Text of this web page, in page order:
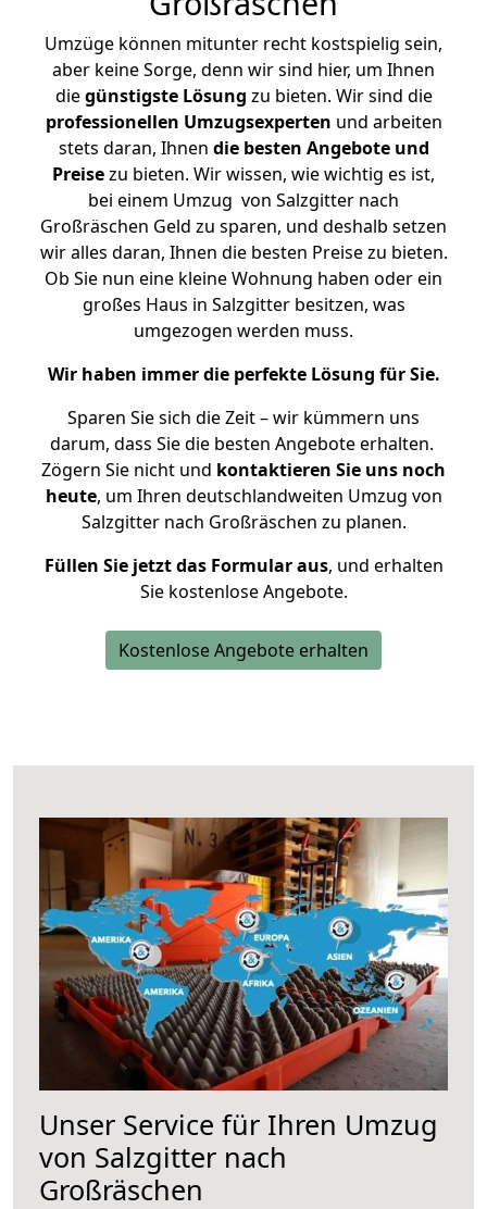
Umzüge können mitunter recht kostspielig sein,
aber keine Sorge, denn wir sind hier, um Ihnen
diegünstigste Lösung zu bieten. Wir sind die
professionellen Umzugsexperten und arbeiten
stets daran, Ihnen die besten Angebote und
Preisezu bieten. Wir wissen, wie wichtig es ist,
bei einem Umzug von Salzgitter nach
Großräschen Geld zu sparen, und deshalb setzen
wir alles daran, Ihnen die besten Preise zu bieten.
Ob Sie nun eine kleine Wohnung haben oder ein
großes Haus in Salzgitter besitzen, was
umgezogen werden muss.
Wir haben immer die perfekte Lösung für Sie.
Sparen Sie sich die Zeit – wir kümmern uns
darum, dass Sie die besten Angebote erhalten.
Zögern Sie nicht und kontaktieren Sie uns noch
heute, um Ihren deutschlandweiten Umzug von
Salzgitter nach Großräschen zu planen.
Füllen Sie jetzt das Formular aus, und erhalten
Sie kostenlose Angebote.
Kostenlose Angebote erhalten
Unser Service für Ihren Umzug
von Salzgitter nach
Großräschen